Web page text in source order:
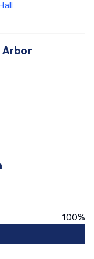
Arbor
100%